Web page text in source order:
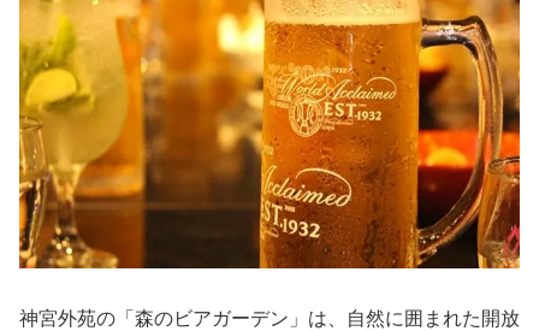
神宮外苑の「森のビアガーデン」は、自然に囲まれた開放